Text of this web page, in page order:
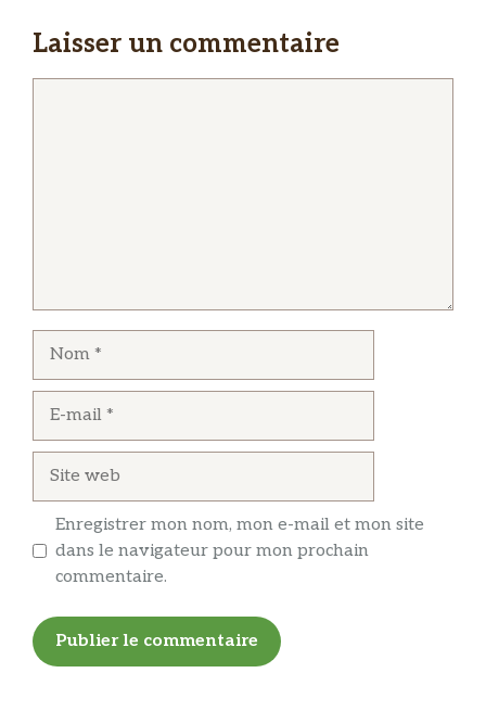
Laisser un commentaire
Enregistrer mon nom, mon e-mail et mon site
dans le navigateur pour mon prochain
commentaire.